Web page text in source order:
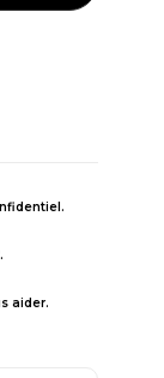
aider.